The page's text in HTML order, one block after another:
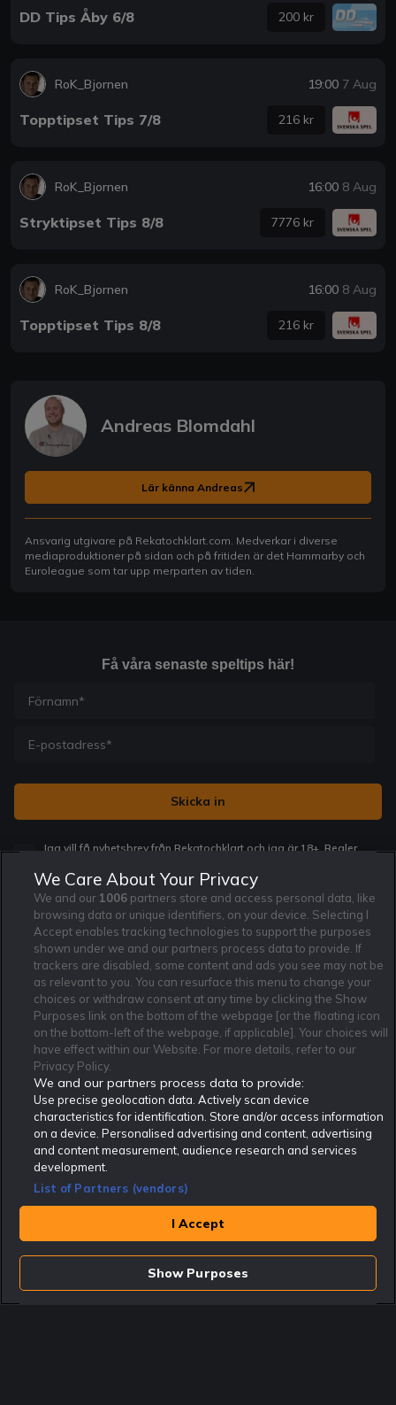
DD Tips Åby 6/8 200 kr
RoK_Bjornen 19:00 7 Aug
Topptipset Tips 7/8 216 kr
RoK_Bjornen 16:00 8 Aug
Stryktipset Tips 8/8 7776 kr
RoK_Bjornen 16:00 8 Aug
Topptipset Tips 8/8 216 kr
Andreas Blomdahl
Lär känna Andreas
Ansvarig utgivare på Rekatochklart.com. Medverkar i diverse
mediaproduktioner på sidan och på fritiden är det Hammarby och
Euroleague som tar upp merparten av tiden.
Få våra senaste speltips här!
Jag vill få nyhetsbrev från Rekatochklart och jag är 18+. Regler
Rekatochklart.com är Sveriges ledande betting-community. 2017 nominerades
Rekatochklart som en av världens bästa spelinformations-sajter på spelbranschens egen
Oscarsgala EGR Awards.
Rekatochklart är oberoende och ej knutet till något specifikt spelbolag. Här hittar du
speltips, unika insättningsbonusar och erbjudanden från de största och mest seriösa
spelbolagen. En spelbok, spelskola, information om skador och avstängningar samt vårt
populära klotterplank.
Har du några frågor är du välkommen attkontakta oss
Copyright © Rekatochklart.com 2008-2026 - Alla rättigheter reserverade.
Spela ansvarsfullt. Åldersgränsen för spel är 18+ Har ditt spelande blivit ett
problem? Kontakta stödlinjen på 020-81 91 00. Odds kan ändras. Alla odds var
korrekta vid den tidpunkt de publicerades. Spel utan konto innebär att man
använder e-legitimation för registrering. Delar av innehållet på sajten är
kommersiellt innehåll.
Affiliate Modell
Kontakta oss
Redaktionen
Ansvarsfullt Spelande
Nyhetsarkiv
Tipsarkiv
Cookie Policy
Användarvilkor
Integritetspolicy
Sportkalender
We Care About Your Privacy
We and our 1006 partners store and access personal data, like
browsing data or unique identifiers, on your device. Selecting I
Accept enables tracking technologies to support the purposes
shown under we and our partners process data to provide. If
trackers are disabled, some content and ads you see may not be
as relevant to you. You can resurface this menu to change your
choices or withdraw consent at any time by clicking the Show
Purposes link on the bottom of the webpage [or the floating icon
on the bottom-left of the webpage, if applicable]. Your choices will
have effect within our Website. For more details, refer to our
Privacy Policy.
We and our partners process data to provide:
Use precise geolocation data. Actively scan device
characteristics for identification. Store and/or access information
on a device. Personalised advertising and content, advertising
and content measurement, audience research and services
development.
List of Partners (vendors)
I Accept
Show Purposes